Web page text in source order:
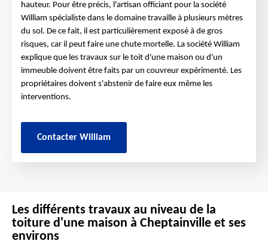
hauteur. Pour être précis, l'artisan officiant pour la société
William spécialiste dans le domaine travaille à plusieurs mètres
du sol. De ce fait, il est particulièrement exposé à de gros
risques, car il peut faire une chute mortelle. La société William
explique que les travaux sur le toit d'une maison ou d'un
immeuble doivent être faits par un couvreur expérimenté. Les
propriétaires doivent s'abstenir de faire eux même les
interventions.
Contacter William
Les différents travaux au niveau de la
toiture d'une maison à Cheptainville et ses
environs